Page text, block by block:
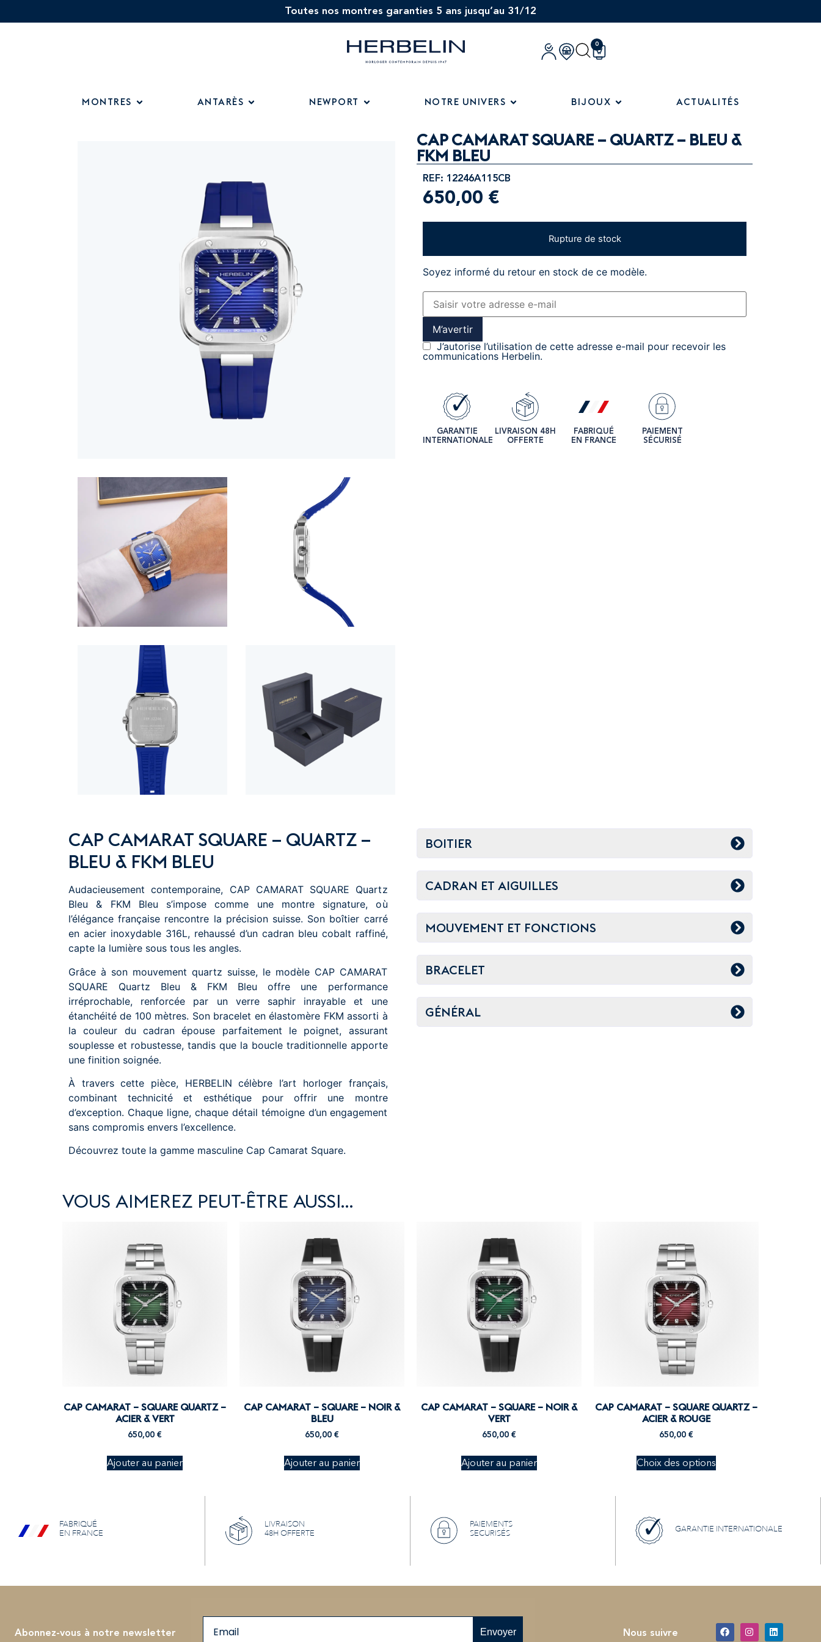
Toutes nos montres garanties 5 ans jusqu’au 31/12
0
MONTRES ANTARÈS NEWPORT NOTRE UNIVERS BIJOUX ACTUALITÉS
CAP CAMARAT SQUARE – QUARTZ – BLEU &
FKM BLEU
REF: 12246A115CB
650,00 €
Rupture de stock
Soyez informé du retour en stock de ce modèle.
M’avertir
J’autorise l’utilisation de cette adresse e-mail pour recevoir les
communications Herbelin.
GARANTIE
INTERNATIONALE
LIVRAISON 48H
OFFERTE
FABRIQUÉ
EN FRANCE
PAIEMENT
SÉCURISÉ
CAP CAMARAT SQUARE – QUARTZ –
BLEU & FKM BLEU
Audacieusement contemporaine, CAP CAMARAT SQUARE Quartz
Bleu & FKM Bleu s’impose comme une montre signature, où
l’élégance française rencontre la précision suisse. Son boîtier carré
en acier inoxydable 316L, rehaussé d’un cadran bleu cobalt raffiné,
capte la lumière sous tous les angles.
Grâce à son mouvement quartz suisse, le modèle CAP CAMARAT
SQUARE Quartz Bleu & FKM Bleu offre une performance
irréprochable, renforcée par un verre saphir inrayable et une
étanchéité de 100 mètres. Son bracelet en élastomère FKM assorti à
la couleur du cadran épouse parfaitement le poignet, assurant
souplesse et robustesse, tandis que la boucle traditionnelle apporte
une finition soignée.
À travers cette pièce, HERBELIN célèbre l’art horloger français,
combinant technicité et esthétique pour offrir une montre
d’exception. Chaque ligne, chaque détail témoigne d’un engagement
sans compromis envers l’excellence.
Découvrez toute la gamme masculine Cap Camarat Square.
BOITIER
CADRAN ET AIGUILLES
MOUVEMENT ET FONCTIONS
BRACELET
GÉNÉRAL
VOUS AIMEREZ PEUT-ÊTRE AUSSI…
CAP CAMARAT – SQUARE QUARTZ –
ACIER & VERT
650,00 €
Ajouter au panier
CAP CAMARAT – SQUARE – NOIR &
BLEU
650,00 €
Ajouter au panier
CAP CAMARAT – SQUARE – NOIR &
VERT
650,00 €
Ajouter au panier
CAP CAMARAT – SQUARE QUARTZ –
ACIER & ROUGE
650,00 €
Choix des options
FABRIQUÉ
EN FRANCE
LIVRAISON
48H OFFERTE
PAIEMENTS
SECURISÉS
GARANTIE INTERNATIONALE
Abonnez-vous à notre newsletter Envoyer Nous suivre